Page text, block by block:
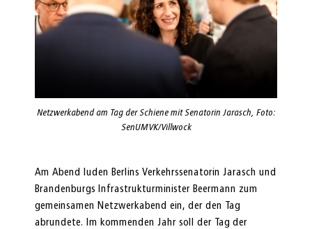
Netzwerkabend am Tag der Schiene mit Senatorin Jarasch, Foto:
SenUMVK/Villwock
Am Abend luden Berlins Verkehrssenatorin Jarasch und
Brandenburgs Infrastrukturminister Beermann zum
gemeinsamen Netzwerkabend ein, der den Tag
abrundete. Im kommenden Jahr soll der Tag der